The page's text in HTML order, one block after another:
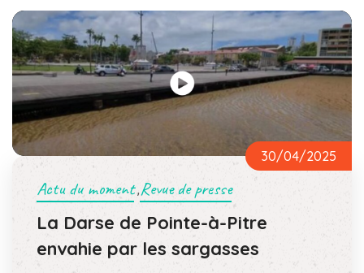
30/04/2025
Actu du moment,Revue de presse
La Darse de Pointe-à-Pitre
envahie par les sargasses